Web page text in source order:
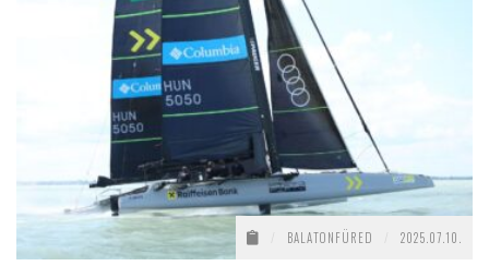
BALATONFÜRED 2025.07.10.